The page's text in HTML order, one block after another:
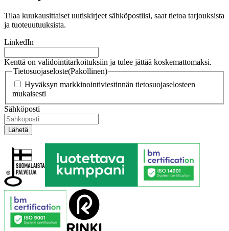
Tilaa kuukausittaiset uutiskirjeet sähköpostiisi, saat tietoa tarjouksista
ja tuoteuutuuksista.
LinkedIn
Kenttä on validointitarkoituksiin ja tulee jättää koskemattomaksi.
Tietosuojaseloste(Pakollinen)
Hyväksyn markkinointiviestinnän tietosuojaselosteen
mukaisesti
Sähköposti